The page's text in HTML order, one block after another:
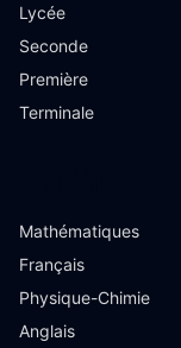
Lycée
Seconde
Première
Terminale
Mathématiques
Français
Physique-Chimie
Anglais